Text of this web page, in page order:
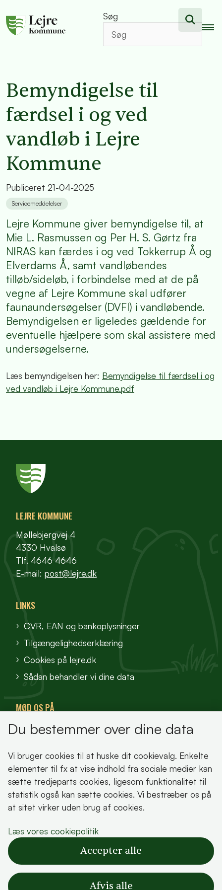
Søg
Bemyndigelse til
færdsel i og ved
vandløb i Lejre
Kommune
Publiceret 21-04-2025
Servicemeddelelser
Lejre Kommune giver bemyndigelse til, at
Mie L. Rasmussen og Per H. S. Gørtz fra
NIRAS kan færdes i og ved Tokkerrup Å og
Elverdams Å, samt vandløbendes
tilløb/sideløb, i forbindelse med at de på
vegne af Lejre Kommune skal udfører
faunaundersøgelser (DVFI) i vandløbende.
Bemyndigelsen er ligeledes gældende for
eventuelle hjælpere som skal assistere med
undersøgelserne.
Læs bemyndigelsen her: Bemyndigelse til færdsel i og
ved vandløb i Lejre Kommune.pdf
LEJRE KOMMUNE
Møllebjergvej 4
4330 Hvalsø
Tlf. 4646 4646
E-mail: post@lejre.dk
LINKS
CVR, EAN og bankoplysninger
Tilgængelighedserklæring
Cookies på lejre.dk
Sådan behandler vi dine data
MØD OS PÅ
VisitFjordlandet
Oplev Lejre
Dette indhold kræver cookies for at blive vist
Læs vores cookiepolitik
Du bestemmer over dine data
Vi bruger cookies til at huske dit cookievalg. Enkelte
elementer til fx at vise indhold fra sociale medier kan
sætte tredjeparts cookies, ligesom funktionalitet til
statistik også kan sætte cookies. Vi bestræber os på
at sitet virker uden brug af cookies.
Læs vores cookiepolitik
Accepter alle
Afvis alle